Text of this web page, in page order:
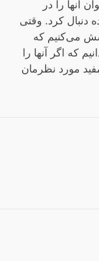
آنها را در
دنبال کرد. وقتی
می‌کنیم که
که اگر آنها را
مورد نظرمان